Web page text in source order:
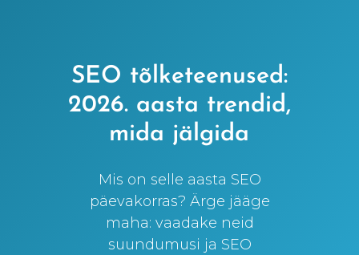
SEO tõlketeenused:
2026. aasta trendid,
mida jälgida
Mis on selle aasta SEO
päevakorras? Ärge jääge
maha: vaadake neid
suundumusi ja SEO